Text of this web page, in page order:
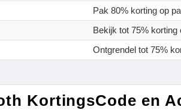
Pak 80% korting op
Bekijk tot 75% korting
Ontgrendel tot 75%
KortingsCode en